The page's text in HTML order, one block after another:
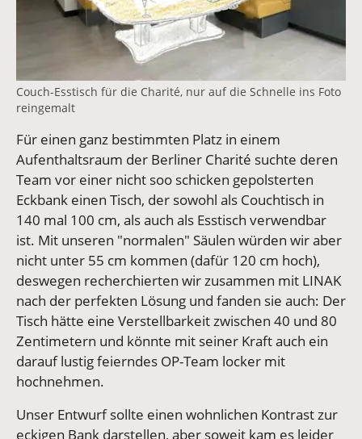
Couch-Esstisch für die Charité, nur auf die Schnelle ins Foto
reingemalt
Für einen ganz bestimmten Platz in einem
Aufenthaltsraum der Berliner Charité suchte deren
Team vor einer nicht soo schicken gepolsterten
Eckbank einen Tisch, der sowohl als Couchtisch in
140 mal 100 cm, als auch als Esstisch verwendbar
ist. Mit unseren "normalen" Säulen würden wir aber
nicht unter 55 cm kommen (dafür 120 cm hoch),
deswegen recherchierten wir zusammen mit LINAK
nach der perfekten Lösung und fanden sie auch: Der
Tisch hätte eine Verstellbarkeit zwischen 40 und 80
Zentimetern und könnte mit seiner Kraft auch ein
darauf lustig feierndes OP-Team locker mit
hochnehmen.
Unser Entwurf sollte einen wohnlichen Kontrast zur
eckigen Bank darstellen, aber soweit kam es leider